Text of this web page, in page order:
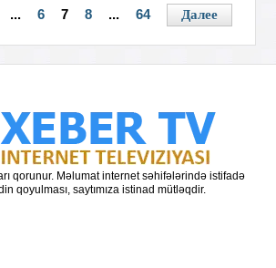
... 6 7 8 ... 64 Далее
qorunur. Məlumat internet səhifələrində istifadə
qoyulması, saytımıza istinad mütləqdir.